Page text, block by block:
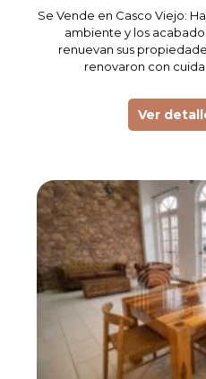
Se Vende en Casco Viejo:
ambiente y los
renuevan sus
renovaron con
Ver